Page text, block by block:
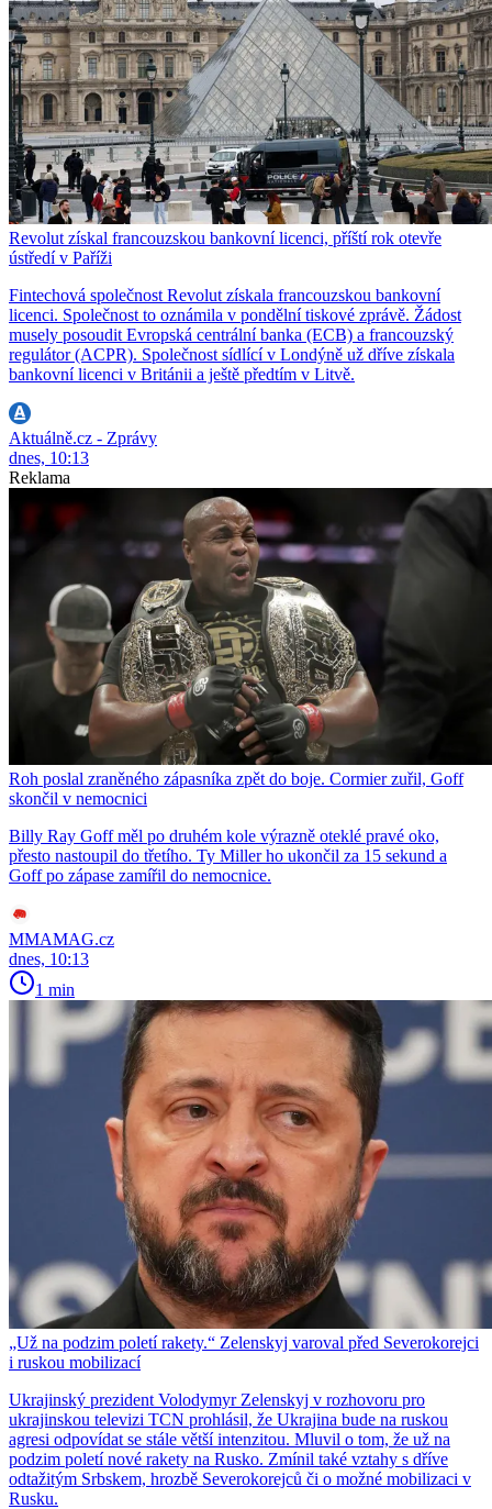
Revolut získal francouzskou bankovní licenci, příští rok otevře
ústředí v Paříži
Fintechová společnost Revolut získala francouzskou bankovní
licenci. Společnost to oznámila v pondělní tiskové zprávě. Žádost
musely posoudit Evropská centrální banka (ECB) a francouzský
regulátor (ACPR). Společnost sídlící v Londýně už dříve získala
bankovní licenci v Británii a ještě předtím v Litvě.
Aktuálně.cz - Zprávy
dnes, 10:13
Reklama
Roh poslal zraněného zápasníka zpět do boje. Cormier zuřil, Goff
skončil v nemocnici
Billy Ray Goff měl po druhém kole výrazně oteklé pravé oko,
přesto nastoupil do třetího. Ty Miller ho ukončil za 15 sekund a
Goff po zápase zamířil do nemocnice.
MMAMAG.cz
dnes, 10:13
1 min
„Už na podzim poletí rakety.“ Zelenskyj varoval před Severokorejci
i ruskou mobilizací
Ukrajinský prezident Volodymyr Zelenskyj v rozhovoru pro
ukrajinskou televizi TCN prohlásil, že Ukrajina bude na ruskou
agresi odpovídat se stále větší intenzitou. Mluvil o tom, že už na
podzim poletí nové rakety na Rusko. Zmínil také vztahy s dříve
odtažitým Srbskem, hrozbě Severokorejců či o možné mobilizaci v
Rusku.